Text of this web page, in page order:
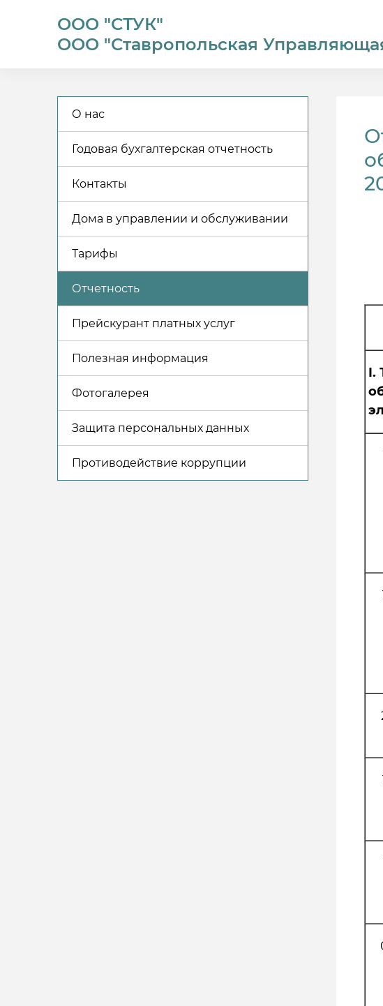
ООО "СТУК"
ООО "Ставропольская
О нас
Годовая бухгалтерская отчетность
Контакты
Дома в управлении и обслуживании
Тарифы
Отчетность
Прейскурант платных услуг
Полезная информация
Фотогалерея
Защита персональных данных
Противодействие коррупции
I.